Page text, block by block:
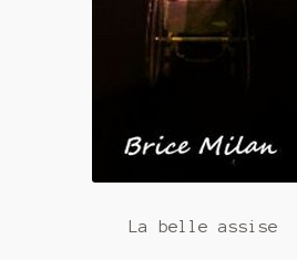
La belle assise